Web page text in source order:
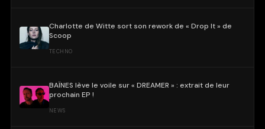
Charlotte de Witte sort son rework de « Drop It » de
Scoop
TECHNO
BAÏNES lève le voile sur « DREAMER » : extrait de leur
prochain EP !
NEWS